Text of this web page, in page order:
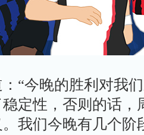
今晚的胜利对我们
定性，否则的话，
我们今晚有几个阶